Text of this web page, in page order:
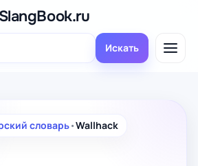
SlangBook.ru
Искать
словарь•Wallhack